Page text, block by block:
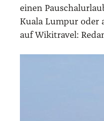
einen
Kua­la Lum­pur oder
auf Wiki­tra­vel: